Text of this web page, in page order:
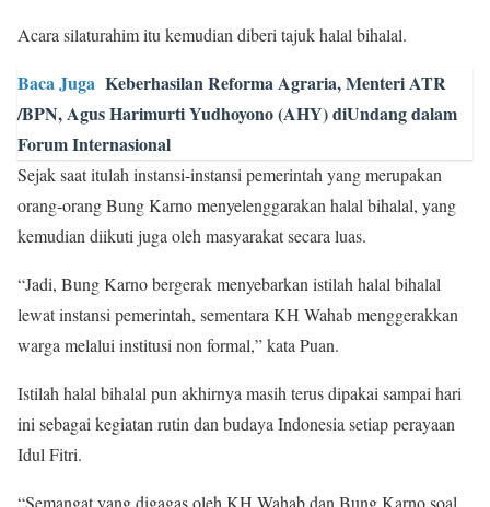
Acara silaturahim itu kemudian diberi tajuk halal bihalal.
Baca Juga Keberhasilan Reforma Agraria, Menteri ATR
/BPN, Agus Harimurti Yudhoyono (AHY) diUndang dalam
Forum Internasional
Sejak saat itulah instansi-instansi pemerintah yang merupakan
orang-orang Bung Karno menyelenggarakan halal bihalal, yang
kemudian diikuti juga oleh masyarakat secara luas.
“Jadi, Bung Karno bergerak menyebarkan istilah halal bihalal
lewat instansi pemerintah, sementara KH Wahab menggerakkan
warga melalui institusi non formal,” kata Puan.
Istilah halal bihalal pun akhirnya masih terus dipakai sampai hari
ini sebagai kegiatan rutin dan budaya Indonesia setiap perayaan
Idul Fitri.
“Semangat yang digagas oleh KH Wahab dan Bung Karno soal